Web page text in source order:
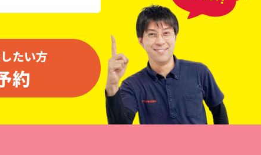
たい方
約